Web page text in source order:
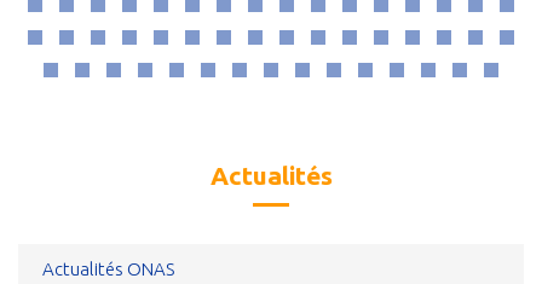
Actualités
Actualités ONAS